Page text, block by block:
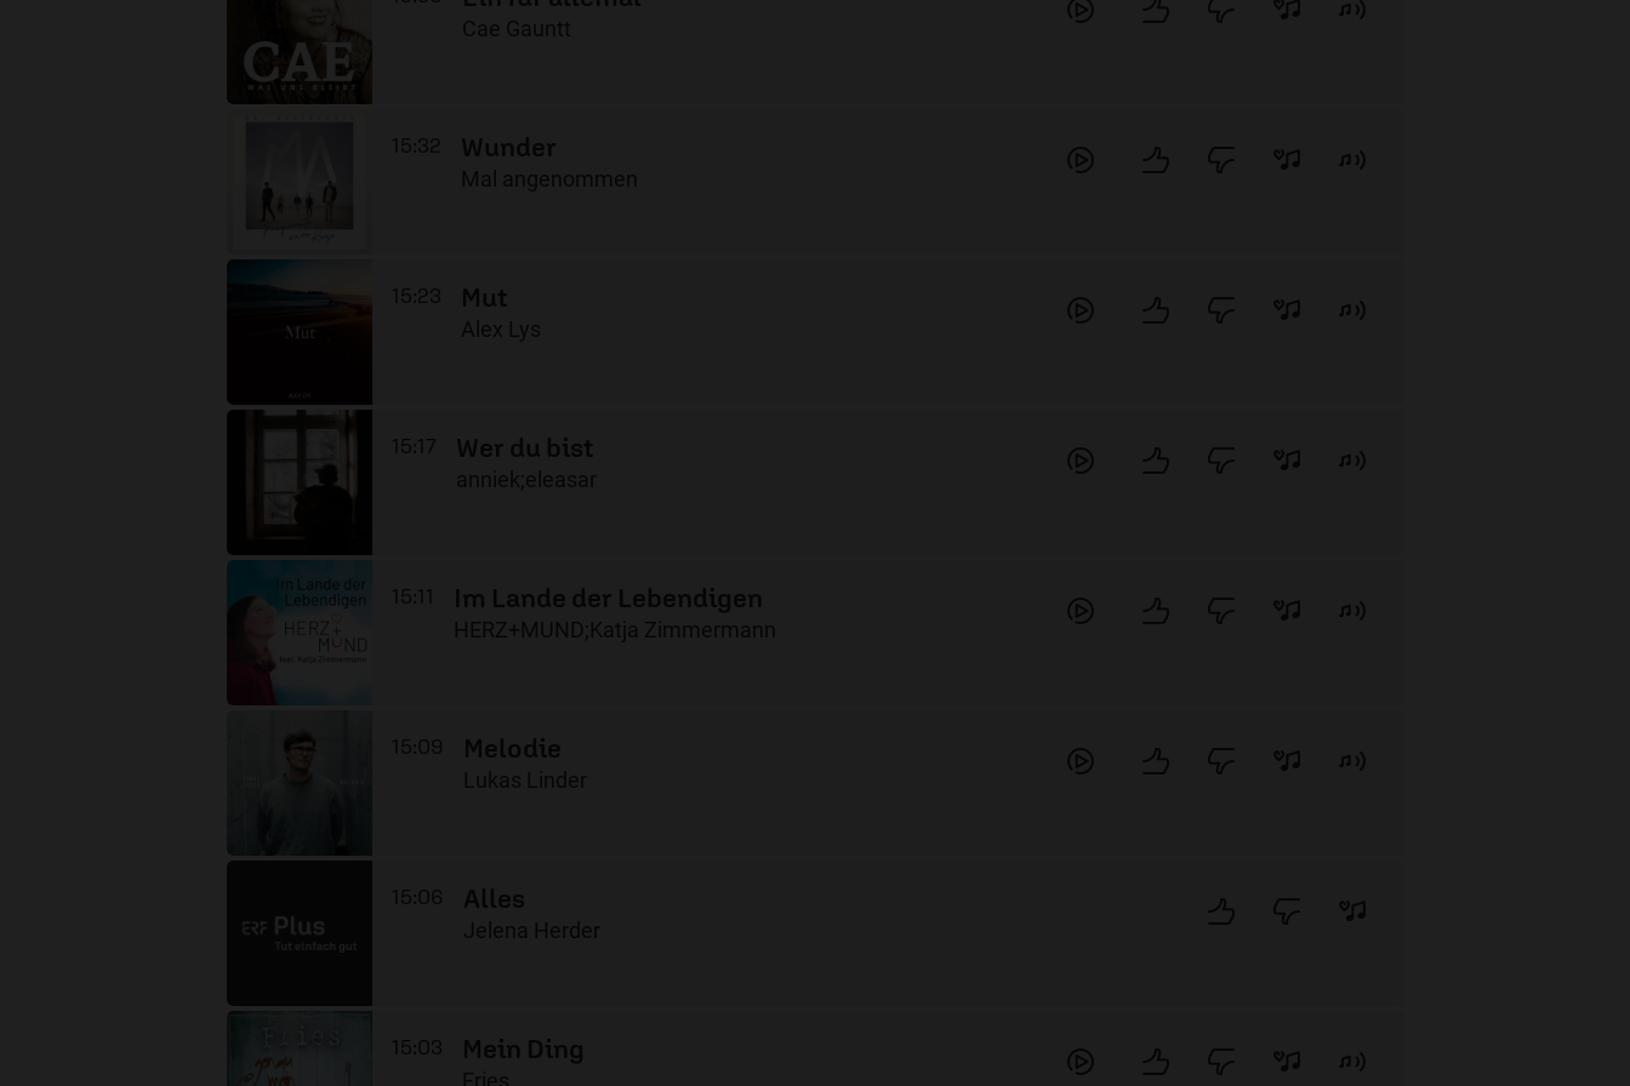
Cae Gauntt
15:32 Wunder
Mal angenommen
15:23 Mut
Alex Lys
15:17 Wer du bist
anniek;eleasar
15:11 Im Lande der Lebendigen
HERZ+MUND;Katja Zimmermann
15:09 Melodie
Lukas Linder
15:06 Alles
Jelena Herder
15:03 Mein Ding
Fries